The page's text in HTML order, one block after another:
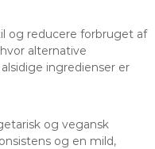
og reducere forbruget af
alternative
ingredienser er
og vegansk
og en mild,